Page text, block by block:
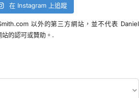
在 Instagram 上追蹤
以外的第三方網站，並不代表 Daniel
的認可或贊助。.